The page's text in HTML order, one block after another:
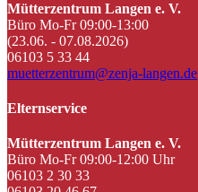
Mütterzentrum Langen e. V.
Büro Mo-Fr 09:00-13:00
(23.06. - 07.08.2026)
06103 5 33 44
muetterzentrum@zenja-langen.de
Elternservice
Mütterzentrum Langen e. V.
Büro Mo-Fr 09:00-12:00 Uhr
06103 2 30 33